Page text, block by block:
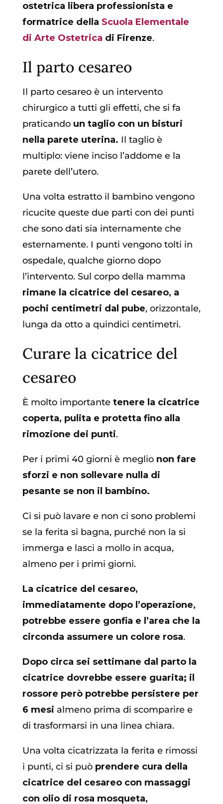
ostetrica libera professionista e
formatrice della Scuola Elementale
di Arte Ostetrica di Firenze.
Il parto cesareo
Il parto cesareo è un intervento
chirurgico a tutti gli effetti, che si fa
praticandoun taglio con un bisturi
nella parete uterina. Il taglio è
multiplo: viene inciso l’addome e la
parete dell’utero.
Una volta estratto il bambino vengono
ricucite queste due parti con dei punti
che sono dati sia internamente che
esternamente. I punti vengono tolti in
ospedale, qualche giorno dopo
l’intervento. Sul corpo della mamma
rimane la cicatrice del cesareo, a
pochi centimetri dal pube, orizzontale,
lunga da otto a quindici centimetri.
Curare la cicatrice del
cesareo
È molto importantetenere la cicatrice
coperta, pulita e protetta fino alla
rimozione dei punti.
Per i primi 40 giorni è meglio non fare
sforzi e non sollevare nulla di
pesante se non il bambino.
Ci si può lavare e non ci sono problemi
se la ferita si bagna, purché non la si
immerga e lasci a mollo in acqua,
almeno per i primi giorni.
La cicatrice del cesareo,
immediatamente dopo l’operazione,
potrebbe essere gonfia e l’area che la
circonda assumere un colore rosa.
Dopo circa sei settimane dal parto la
cicatrice dovrebbe essere guarita; il
rossore però potrebbe persistere per
6 mesi almeno prima di scomparire e
di trasformarsi in una linea chiara.
Una volta cicatrizzata la ferita e rimossi
i punti, ci si può prendere cura della
cicatrice del cesareo con massaggi
con olio di rosa mosqueta,